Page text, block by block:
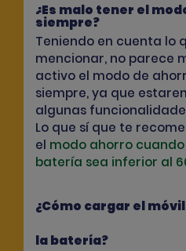
¿Es malo tener el
siempre?
Teniendo en cuenta lo
mencionar, no parece
activo el modo de
siempre, ya que
algunas
Lo que sí que te
el modo ahorro
batería sea inferior al
¿Cómo cargar el
la batería?